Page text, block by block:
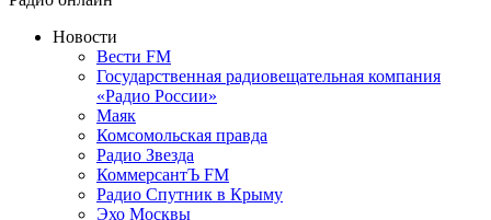
Новости
Вести FM
Государственная радиовещательная компания
«Радио России»
Маяк
Комсомольская правда
Радио Звезда
КоммерсантЪ FM
Радио Спутник в Крыму
Эхо Москвы